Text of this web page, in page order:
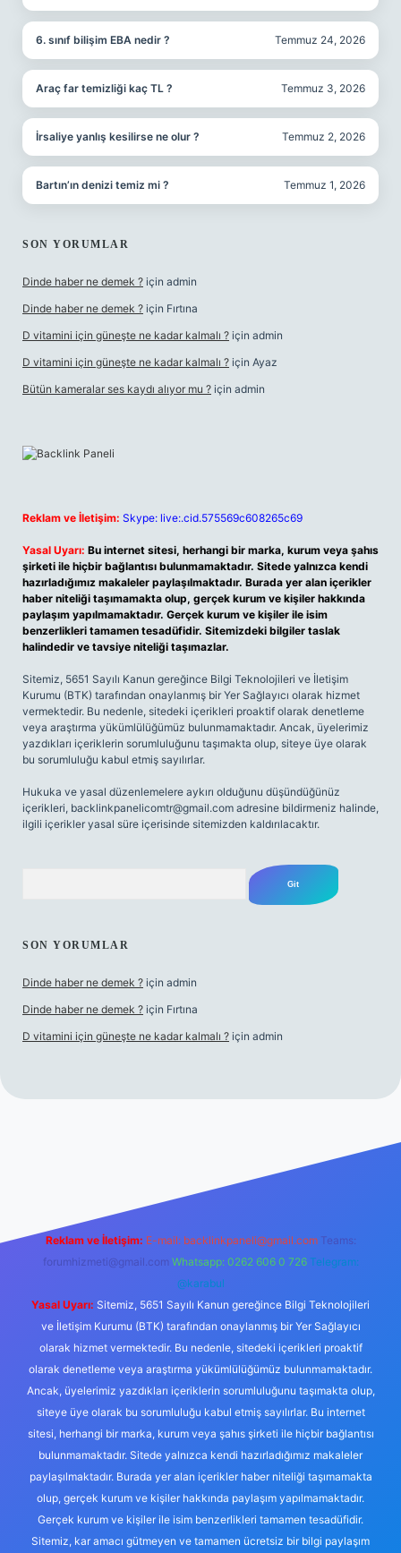
6. sınıf bilişim EBA nedir ? Temmuz 24, 2026
Araç far temizliği kaç TL ? Temmuz 3, 2026
İrsaliye yanlış kesilirse ne olur ? Temmuz 2, 2026
Bartın’ın denizi temiz mi ? Temmuz 1, 2026
SON YORUMLAR
Dinde haber ne demek ? için admin
Dinde haber ne demek ? için Fırtına
D vitamini için güneşte ne kadar kalmalı ? için admin
D vitamini için güneşte ne kadar kalmalı ? için Ayaz
Bütün kameralar ses kaydı alıyor mu ? için admin
Reklam ve İletişim: Skype: live:.cid.575569c608265c69
Yasal Uyarı: Bu internet sitesi, herhangi bir marka, kurum veya şahıs
şirketi ile hiçbir bağlantısı bulunmamaktadır. Sitede yalnızca kendi
hazırladığımız makaleler paylaşılmaktadır. Burada yer alan içerikler
haber niteliği taşımamakta olup, gerçek kurum ve kişiler hakkında
paylaşım yapılmamaktadır. Gerçek kurum ve kişiler ile isim
benzerlikleri tamamen tesadüfidir. Sitemizdeki bilgiler taslak
halindedir ve tavsiye niteliği taşımazlar.
Sitemiz, 5651 Sayılı Kanun gereğince Bilgi Teknolojileri ve İletişim
Kurumu (BTK) tarafından onaylanmış bir Yer Sağlayıcı olarak hizmet
vermektedir. Bu nedenle, sitedeki içerikleri proaktif olarak denetleme
veya araştırma yükümlülüğümüz bulunmamaktadır. Ancak, üyelerimiz
yazdıkları içeriklerin sorumluluğunu taşımakta olup, siteye üye olarak
bu sorumluluğu kabul etmiş sayılırlar.
Hukuka ve yasal düzenlemelere aykırı olduğunu düşündüğünüz
içerikleri, backlinkpanelicomtr@gmail.com adresine bildirmeniz halinde,
ilgili içerikler yasal süre içerisinde sitemizden kaldırılacaktır.
SON YORUMLAR
Dinde haber ne demek ? için admin
Dinde haber ne demek ? için Fırtına
D vitamini için güneşte ne kadar kalmalı ? için admin
Reklam ve İletişim: E-mail: backlinkpaneli@gmail.com Teams:
forumhizmeti@gmail.com Whatsapp: 0262 606 0 726 Telegram:
@karabul
Yasal Uyarı: Sitemiz, 5651 Sayılı Kanun gereğince Bilgi Teknolojileri
ve İletişim Kurumu (BTK) tarafından onaylanmış bir Yer Sağlayıcı
olarak hizmet vermektedir. Bu nedenle, sitedeki içerikleri proaktif
olarak denetleme veya araştırma yükümlülüğümüz bulunmamaktadır.
Ancak, üyelerimiz yazdıkları içeriklerin sorumluluğunu taşımakta olup,
siteye üye olarak bu sorumluluğu kabul etmiş sayılırlar. Bu internet
sitesi, herhangi bir marka, kurum veya şahıs şirketi ile hiçbir bağlantısı
bulunmamaktadır. Sitede yalnızca kendi hazırladığımız makaleler
paylaşılmaktadır. Burada yer alan içerikler haber niteliği taşımamakta
olup, gerçek kurum ve kişiler hakkında paylaşım yapılmamaktadır.
Gerçek kurum ve kişiler ile isim benzerlikleri tamamen tesadüfidir.
Sitemiz, kar amacı gütmeyen ve tamamen ücretsiz bir bilgi paylaşım